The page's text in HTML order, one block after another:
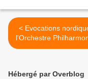
< Evocations nordiques à
l'Orchestre
de Radio France
Hébergé par Overblog